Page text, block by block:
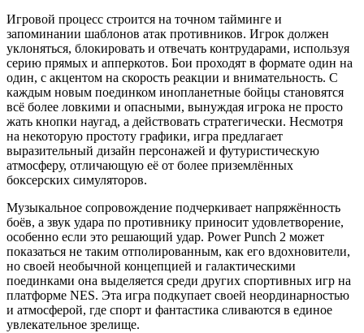
Игровой процесс строится на точном тайминге и
запоминании шаблонов атак противников. Игрок должен
уклоняться, блокировать и отвечать контрударами, используя
серию прямых и апперкотов. Бои проходят в формате один на
один, с акцентом на скорость реакции и внимательность. С
каждым новым поединком инопланетные бойцы становятся
всё более ловкими и опасными, вынуждая игрока не просто
жать кнопки наугад, а действовать стратегически. Несмотря
на некоторую простоту графики, игра предлагает
выразительный дизайн персонажей и футуристическую
атмосферу, отличающую её от более приземлённых
боксерских симуляторов.
Музыкальное сопровождение подчеркивает напряжённость
боёв, а звук удара по противнику приносит удовлетворение,
особенно если это решающий удар. Power Punch 2 может
показаться не таким отполированным, как его вдохновители,
но своей необычной концепцией и галактическими
поединками она выделяется среди других спортивных игр на
платформе NES. Эта игра подкупает своей неординарностью
и атмосферой, где спорт и фантастика сливаются в единое
увлекательное зрелище.